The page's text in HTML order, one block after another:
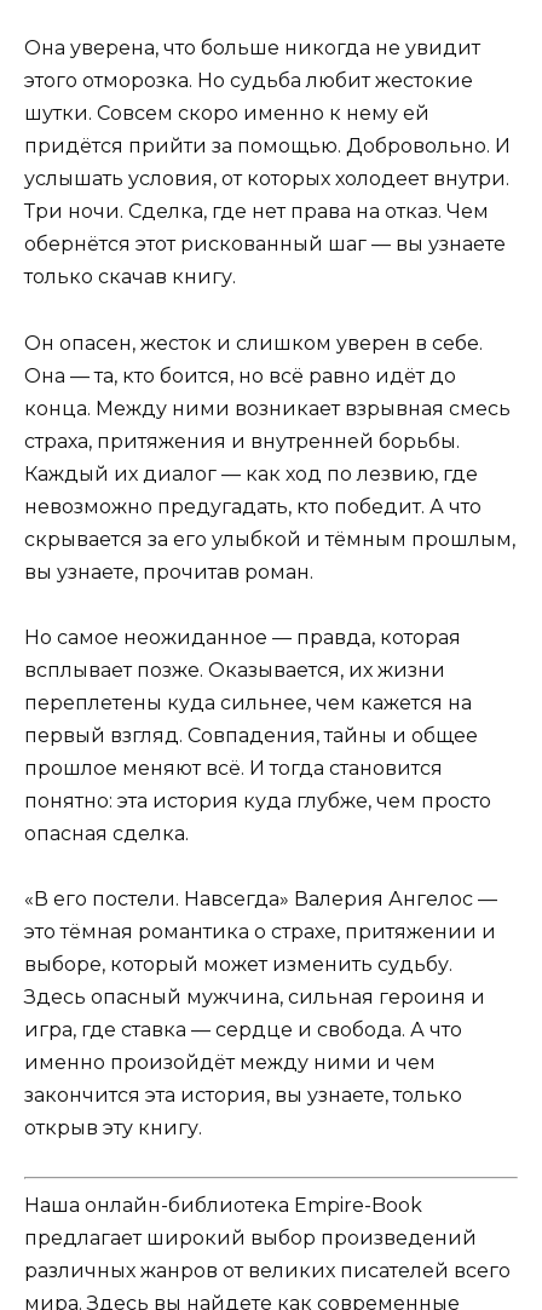
Она уверена, что больше никогда не увидит
этого отморозка. Но судьба любит жестокие
шутки. Совсем скоро именно к нему ей
придётся прийти за помощью. Добровольно. И
услышать условия, от которых холодеет внутри.
Три ночи. Сделка, где нет права на отказ. Чем
обернётся этот рискованный шаг — вы узнаете
только скачав книгу.
Он опасен, жесток и слишком уверен в себе.
Она — та, кто боится, но всё равно идёт до
конца. Между ними возникает взрывная смесь
страха, притяжения и внутренней борьбы.
Каждый их диалог — как ход по лезвию, где
невозможно предугадать, кто победит. А что
скрывается за его улыбкой и тёмным прошлым,
вы узнаете, прочитав роман.
Но самое неожиданное — правда, которая
всплывает позже. Оказывается, их жизни
переплетены куда сильнее, чем кажется на
первый взгляд. Совпадения, тайны и общее
прошлое меняют всё. И тогда становится
понятно: эта история куда глубже, чем просто
опасная сделка.
«В его постели. Навсегда» Валерия Ангелос —
это тёмная романтика о страхе, притяжении и
выборе, который может изменить судьбу.
Здесь опасный мужчина, сильная героиня и
игра, где ставка — сердце и свобода. А что
именно произойдёт между ними и чем
закончится эта история, вы узнаете, только
открыв эту книгу.
Наша онлайн-библиотека Empire-Book
предлагает широкий выбор произведений
различных жанров от великих писателей всего
мира. Здесь вы найдете как современные